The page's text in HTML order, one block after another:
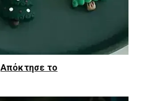
Απόκτησε το